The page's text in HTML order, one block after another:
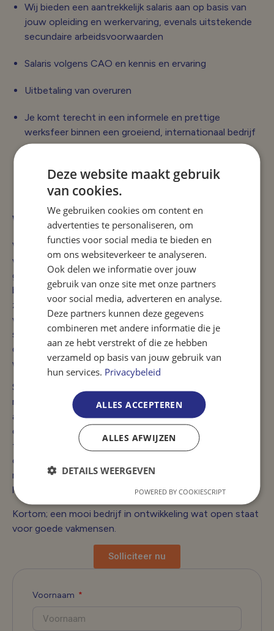
Wij bieden een aantrekkelijk salaris aan op basis van
jouw opleiding en werkervaring, evenals uitstekende
secundaire arbeidsvoorwaarden
Salaris volgens CAO en kennis en ervaring
Uitbetaling van overuren
Je komt terecht in een informele en prettige
werksfeer binnen een groeiend, internationaal bedrijf
Reiskostenvergoeding woon-werk
Wie zijn wij?
Van Varik European Truck & Trailer Care is een universele
vrachtwagengarage gevestigd in Hillegom,
gespecialiseerd in de merken DAF en MAN. In 2010
begonnen als familiebedrijf, opgericht door vader Piet en
zoon Perry, zijn we inmiddels uitgegroeid tot een
vertrouwde naam binnen de transportsector. We staan
samen met een betrokken team van 20 vakmensen
dagelijks klaar om onze klanten veilig en snel weer op
weg te helpen.
Sinds 2023 hebben we onze dienstverlening uitgebreid
met Van Varik European Truck & Trailer Transport. Deze
aparte B.V. richt zich op speciaal transport, zoals het
ophalen en vervoeren van grote voertuigen – waaronder
tankwagens – met behulp van diepladers en ervaren
chauffeurs. Daarmee bieden we veilige en efficiënte
maatwerkoplossingen, volledig afgestemd op uw
logistieke wensen.
Kortom; een mooi bedrijf in ontwikkeling wat open staat
voor goede vakmensen.
Solliciteer nu
Voornaam
Deze website maakt gebruik
van cookies.
We gebruiken cookies om content en
advertenties te personaliseren, om
functies voor social media te bieden en
om ons websiteverkeer te analyseren.
Ook delen we informatie over jouw
gebruik van onze site met onze partners
voor social media, adverteren en analyse.
Deze partners kunnen deze gegevens
combineren met andere informatie die je
aan ze hebt verstrekt of die ze hebben
verzameld op basis van jouw gebruik van
hun services. Privacybeleid
ALLES ACCEPTEREN
ALLES AFWIJZEN
DETAILS WEERGEVEN
POWERED BY COOKIESCRIPT